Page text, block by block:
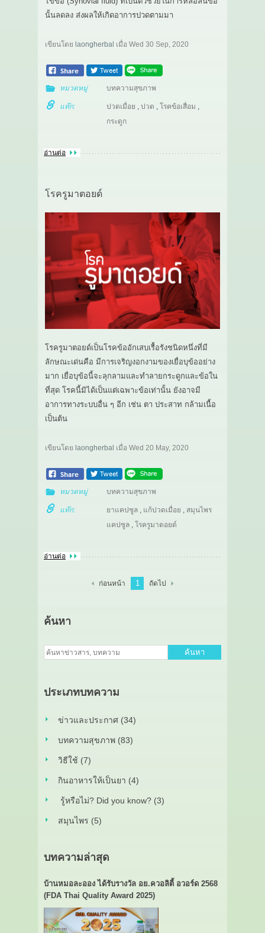
นั้นลดลง ส่งผลให้เกิดอาการปวดตามมา
เขียนโดย laongherbal เมื่อ Wed 30 Sep, 2020
หมวดหมู่ บทความสุขภาพ
แท๊ก: ปวดเมื่อย , ปวด , โรคข้อเสื่อม ,
กระดูก
อ่านต่อ
โรครูมาตอยด์
โรครูมาตอยด์เป็นโรคข้ออักเสบเรื้อรังชนิดหนึ่งที่มี
ลักษณะเด่นคือ มีการเจริญงอกงามของเยื่อบุข้ออย่าง
มาก เยื่อบุข้อนี้จะลุกลามและทำลายกระดูกและข้อใน
ที่สุด โรคนี้มิได้เป็นแต่เฉพาะข้อเท่านั้น ยังอาจมี
อาการทางระบบอื่น ๆ อีก เช่น ตา ประสาท กล้ามเนื้อ
เป็นต้น
เขียนโดย laongherbal เมื่อ Wed 20 May, 2020
หมวดหมู่ บทความสุขภาพ
แท๊ก: ยาแคปซูล, แก้ปวดเมื่อย , สมุนไพร
แคปซูล, โรครูมาตอยด์
อ่านต่อ
ก่อนหน้า 1 ถัดไป
ค้นหา
ค้นหา
ประเภทบทความ
ข่าวและประกาศ (34)
บทความสุขภาพ (83)
วิธีใช้ (7)
กินอาหารให้เป็นยา (4)
รู้หรือไม่? Did you know? (3)
สมุนไพร (5)
บทความล่าสุด
บ้านหมอละออง ได้รับรางวัล อย.ควอลิตี้ อวอร์ด 2568
(FDA Thai Quality Award 2025)